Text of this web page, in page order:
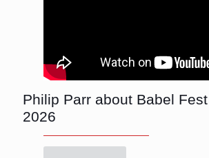
Philip Parr about Babel
2026